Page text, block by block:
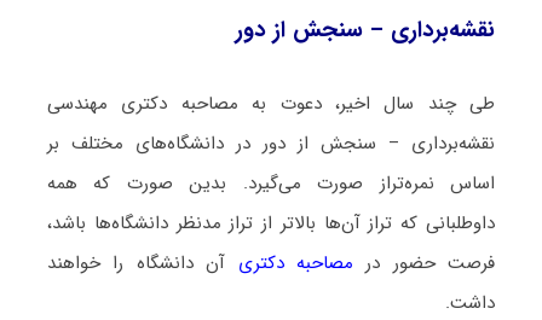
نقشه‌برداری – سنجش از دور
طی چند سال اخیر، دعوت به مصاحبه دکتری مهندسی
نقشه‌برداری – سنجش از دور در دانشگاه‌های مختلف بر
اساس نمره‌تراز صورت می‌گیرد. بدین صورت که همه
داوطلبانی که تراز آن‌ها بالاتر از تراز مدنظر دانشگاه‌ها باشد،
فرصت حضور در مصاحبه دکتری آن دانشگاه را خواهند
داشت.